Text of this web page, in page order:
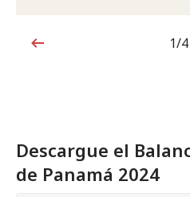
1de4
1/4
Descargue el
de Panamá 2024